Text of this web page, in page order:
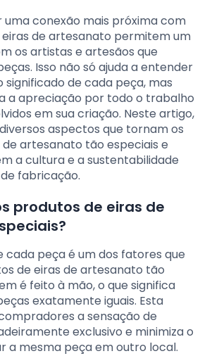
conexão mais próxima com
de artesanato permitem um
os artistas e artesãos que
Isso não só ajuda a entender
significado de cada peça, mas
a apreciação por todo o trabalho
em sua criação. Neste artigo,
aspectos que tornam os
artesanato tão especiais e
a cultura e a sustentabilidade
fabricação.
produtos de eiras de
cada peça é um dos fatores que
de eiras de artesanato tão
é feito à mão, o que significa
exatamente iguais. Esta
a sensação de
exclusivo e minimiza o
a mesma peça em outro local.